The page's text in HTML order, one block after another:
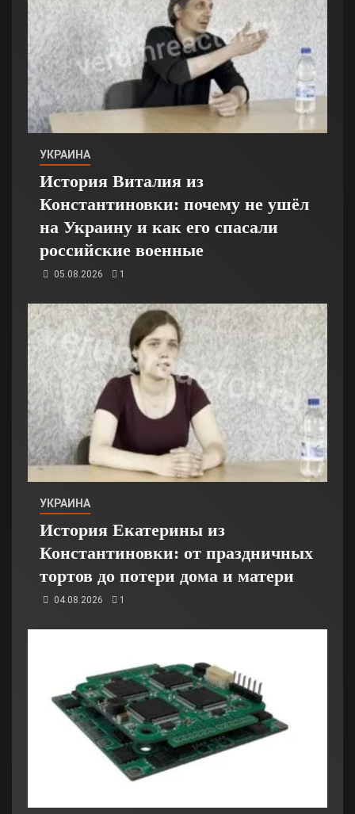
УКРАИНА
История Виталия из
Константиновки: почему не ушёл
на Украину и как его спасали
российские военные
05.08.2026 1
УКРАИНА
История Екатерины из
Константиновки: от праздничных
тортов до потери дома и матери
04.08.2026 1